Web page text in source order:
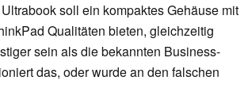
soll ein kompaktes Gehäuse mit
Qualitäten bieten, gleichzeitig
sein als die bekannten Business-
das, oder wurde an den falschen